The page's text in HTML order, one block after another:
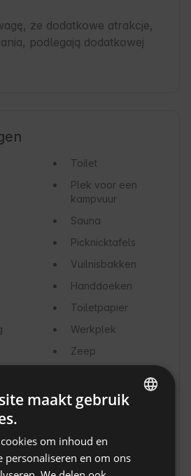
że dodatkowe atrakcje,
podlegają dodatkowej
Toilet
Plek voor een
kampvuur
Sauna
Picknicktafels
Vuilnisbakken
Handdoeken
Toiletpapier
Werkplek
Zeep
Pannen en
Vaatwasser
Kookplaat /
maakt gebruik
om inhoud en
personaliseren en om ons